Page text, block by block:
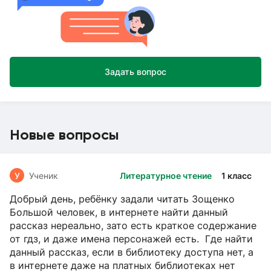
Задать вопрос
Новые вопросы
Литературное чтение 1 класс
У Ученик
Добрый день, ребёнку задали читать Зощенко
Большой человек, в интернете найти данный
рассказ нереально, зато есть краткое содержание
от гдз, и даже имена персонажей есть. Где найти
данный рассказ, если в библиотеку доступа нет, а
в интернете даже на платных библиотеках нет